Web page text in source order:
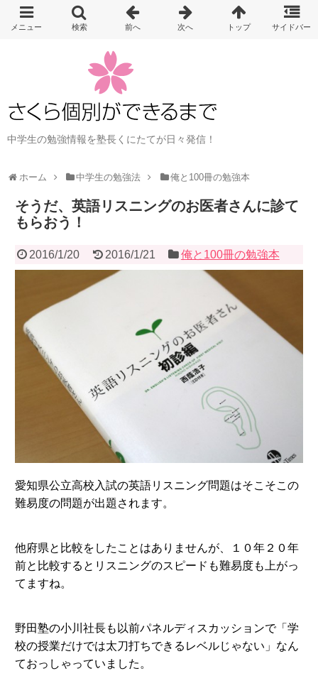
中学生の勉強情報を塾長くにたてが日々発信！
ホーム 中学生の勉強法 俺と100冊の勉強本
そうだ、英語リスニングのお医者さんに診て
もらおう！
2016/1/20 2016/1/21 俺と100冊の勉強本
愛知県公立高校入試の英語リスニング問題はそこそこの
難易度の問題が出題されます。
他府県と比較をしたことはありませんが、１０年２０年
前と比較するとリスニングのスピードも難易度も上がっ
てますね。
野田塾の小川社長も以前パネルディスカッションで「学
校の授業だけでは太刀打ちできるレベルじゃない」なん
ておっしゃっていました。